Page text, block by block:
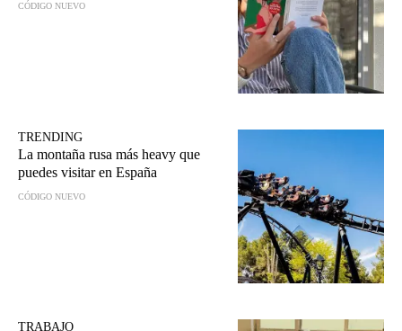
CÓDIGO NUEVO
TRENDING
La montaña rusa más heavy que
puedes visitar en España
CÓDIGO NUEVO
TRABAJO